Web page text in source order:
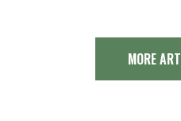
MORE